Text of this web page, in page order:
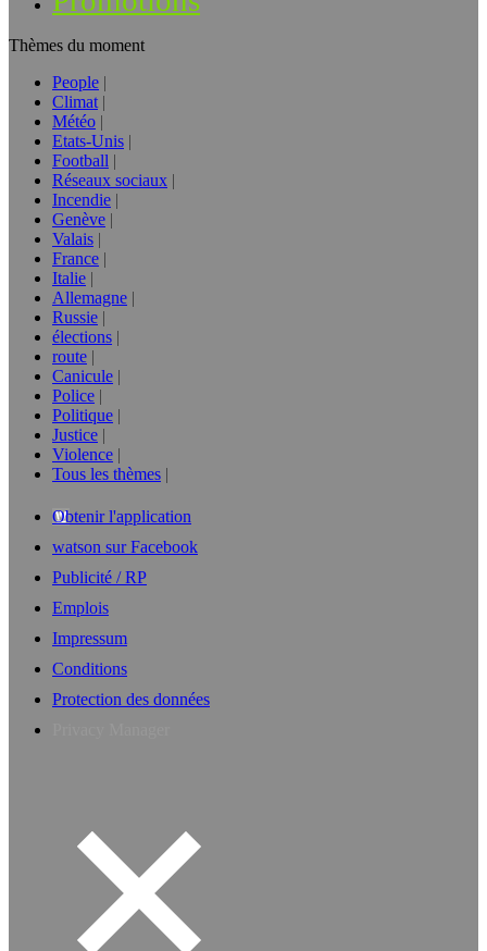
Thèmes du moment
People
Climat
Météo
Etats-Unis
Football
Réseaux sociaux
Incendie
Genève
Valais
France
Italie
Allemagne
Russie
élections
route
Canicule
Police
Politique
Justice
Violence
Tous les thèmes
Obtenir l'application
watson sur Facebook
Publicité / RP
Emplois
Impressum
Conditions
Protection des données